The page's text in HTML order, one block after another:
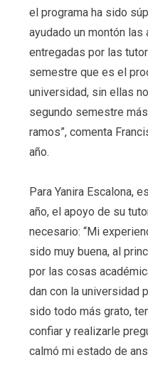
el programa ha sido
ayudado un montón
entregadas por las
semestre que es el
universidad, sin ellas
segundo semestre
ramos”, comenta
año.
Para Yanira Escalona,
año, el apoyo de su
necesario: “Mi
sido muy buena, al
por las cosas
dan con la universidad
sido todo más grato,
confiar y realizarle
calmó mi estado de